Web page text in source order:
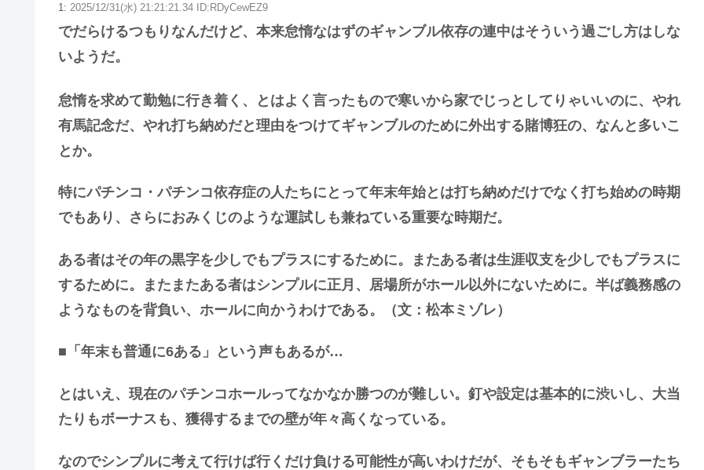
1: 2025/12/31(水) 21:21:21.34 ID:RDyCewEZ9
でだらけるつもりなんだけど、本来怠惰なはずのギャンブル依存の連中はそういう過ごし方はしな
いようだ。
怠惰を求めて勤勉に行き着く、とはよく言ったもので寒いから家でじっとしてりゃいいのに、やれ
有馬記念だ、やれ打ち納めだと理由をつけてギャンブルのために外出する賭博狂の、なんと多いこ
とか。
特にパチンコ・パチンコ依存症の人たちにとって年末年始とは打ち納めだけでなく打ち始めの時期
でもあり、さらにおみくじのような運試しも兼ねている重要な時期だ。
ある者はその年の黒字を少しでもプラスにするために。またある者は生涯収支を少しでもプラスに
するために。またまたある者はシンプルに正月、居場所がホール以外にないために。半ば義務感の
ようなものを背負い、ホールに向かうわけである。（文：松本ミゾレ）
■「年末も普通に6ある」という声もあるが…
とはいえ、現在のパチンコホールってなかなか勝つのが難しい。釘や設定は基本的に渋いし、大当
たりもボーナスも、獲得するまでの壁が年々高くなっている。
なのでシンプルに考えて行けば行くだけ負ける可能性が高いわけだが、そもそもギャンブラーたち